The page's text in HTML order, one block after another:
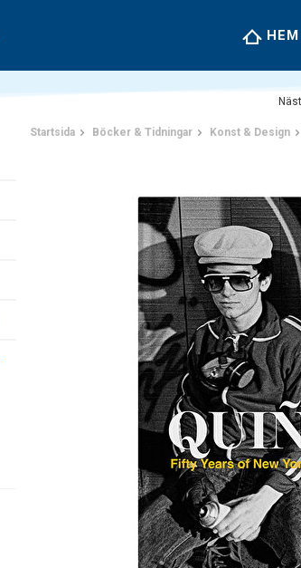
HEM
Startsida Böcker & Tidningar Konst & Design